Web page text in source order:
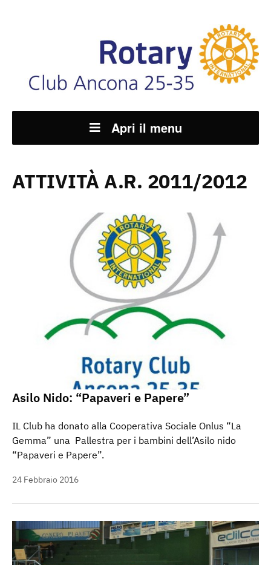
Apri il menu
ATTIVITÀ A.R. 2011/2012
Asilo Nido: “Papaveri e Papere”
IL Club ha donato alla Cooperativa Sociale Onlus “La
Gemma” una Pallestra per i bambini dell’Asilo nido
“Papaveri e Papere”.
24 Febbraio 2016